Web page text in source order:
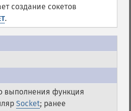
создание сокетов
.
выполнения функция
Socket; ранее